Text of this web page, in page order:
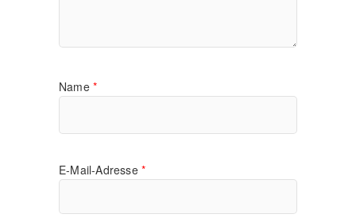
Name *
E-Mail-Adresse *